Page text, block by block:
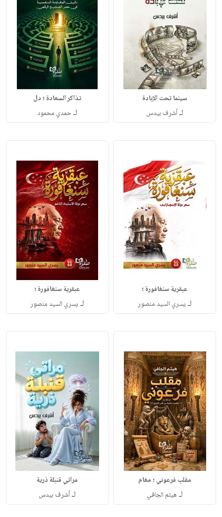
سينما تحت الإبادة
لـأشرف بيدس
تذاكر السعادة ؛ دل
لـحمدي محمود
عبقرية سنغافورة ؛
لـ يسري السيد منصور
عبقرية سنغافورة ؛
لـ يسري السيد منصور
مقلب فرعوني ؛ مغام
لـ هيثم الجافي
مراتي قنبلة ذرية
لـأشرف بيدس